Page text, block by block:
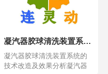
凝汽器胶球清洗装置系统的改造及效果分析
凝汽器胶球清洗装置系统的
技术改造及效果分析凝汽器